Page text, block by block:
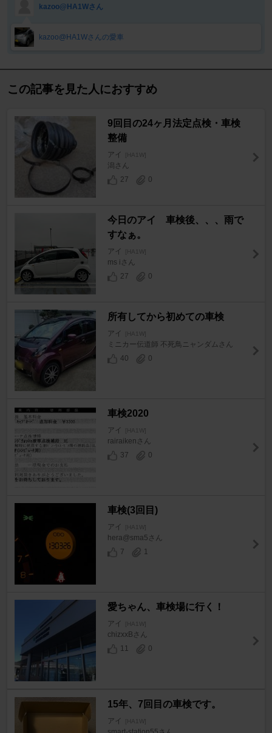
kazoo@HA1Wさん
kazoo@HA1Wさんの愛車
この記事を見た人におすすめ
9回目の24ヶ月法定点検・車検
整備
アイ [HA1W]
潟さん
27
0
今日のアイ 車検後、、、雨で
すなぁ。
アイ [HA1W]
ms iさん
27
0
所有してから初めての車検
アイ [HA1W]
ミニカー伝道師 不死鳥ニャンダムさん
40
0
車検2020
アイ [HA1W]
rairaikenさん
37
0
車検(3回目)
アイ [HA1W]
hera@sma5さん
7
1
愛ちゃん、車検場に行く！
アイ [HA1W]
chizxxBさん
11
0
15年、7回目の車検です。
アイ [HA1W]